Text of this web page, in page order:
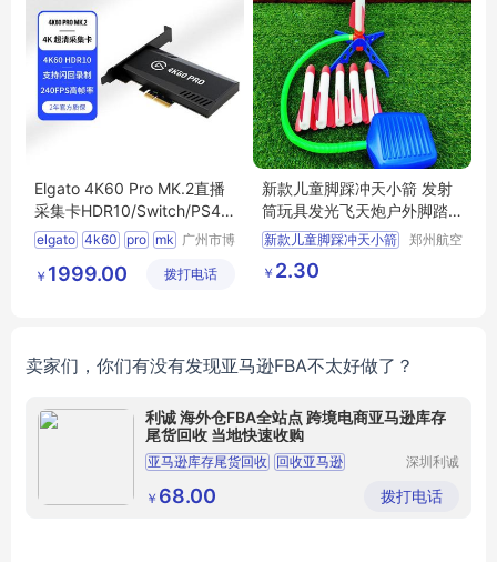
Elgato 4K60 Pro MK.2直播
采集卡HDR10/Switch/PS4/
PS5/Xbox
elgato 4k60 pro mk 广州市博
限公司
￥ 1999.00 拨打电话
新款儿童脚踩冲天小箭 发射
筒玩具发光飞天炮户外脚踏
式发射器
新款儿童脚踩冲天小箭
发射筒玩具发光飞天炮
户外脚踏式发射器
郑州航空
￥ 2.30
卖家们，你们有没有发现亚马逊FBA不太好做了？
利诚 海外仓FBA全站点 跨境电商亚马逊库存
尾货回收 当地快速收购
亚马逊库存尾货回收
回收亚马逊
亚马逊回收
回收亚马逊尾货
深圳利诚
回收有限
公司
￥ 68.00 拨打电话